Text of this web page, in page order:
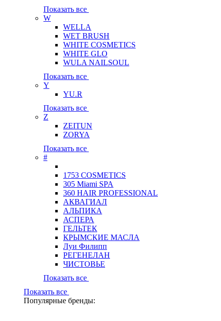
Показать все
W
WELLA
WET BRUSH
WHITE COSMETICS
WHITE GLO
WULA NAILSOUL
Показать все
Y
YU.R
Показать все
Z
ZEITUN
ZORYA
Показать все
#
1753 COSMETICS
305 Miami SPA
360 HAIR PROFESSIONAL
АКВАГИАЛ
АЛЬПИКА
АСПЕРА
ГЕЛЬТЕК
КРЫМСКИЕ МАСЛА
Луи Филипп
РЕГЕНЕЛАН
ЧИСТОВЬЕ
Показать все
Показать все
Популярные бренды: